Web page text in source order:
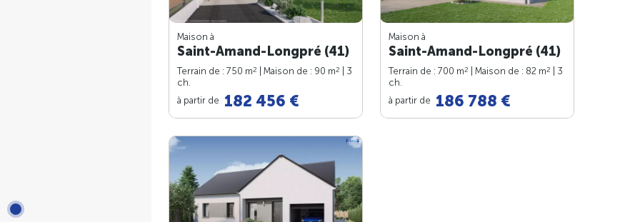
Maison à
Saint-Amand-Longpré (41)
Terrain de : 750 m2 | Maison de : 90 m2
| 3
ch.
à partir de 182 456 €
Maison à
Saint-Amand-Longpré (41)
Terrain de : 700 m2 | Maison de : 82 m2
| 3
ch.
à partir de 186 788 €